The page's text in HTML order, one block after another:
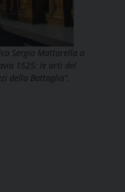
Sergio Mattarella a
1525: le arti del
della Battaglia”.